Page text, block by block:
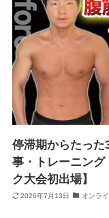
停滞期からたっ
事・トレーニン
ク大会初出場】
2026年7月13日 オンラ